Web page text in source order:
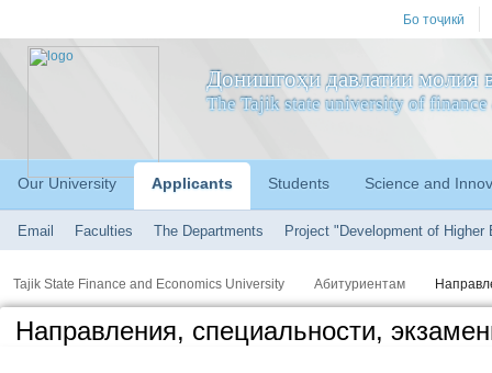
Бо тоҷикӣ
Донишгоҳи давлатии молия
The Tajik state university of finance
Our University Applicants Students Science and
Email Faculties The Departments Project "Development of Higher
Tajik State Finance and Economics University Абитуриентам
Направления, специальности,